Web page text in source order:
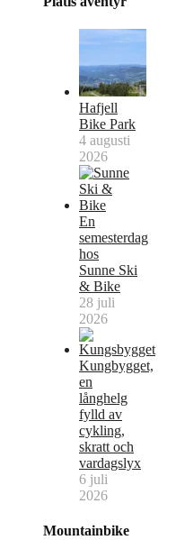
Hafjell
Bike Park
4 augusti
2026
En
semesterdag
hos
Sunne Ski
& Bike
28 juli
2026
Kungbygget,
en
långhelg
fylld av
cykling,
skratt och
vardagslyx
6 juli
2026
Mountainbike